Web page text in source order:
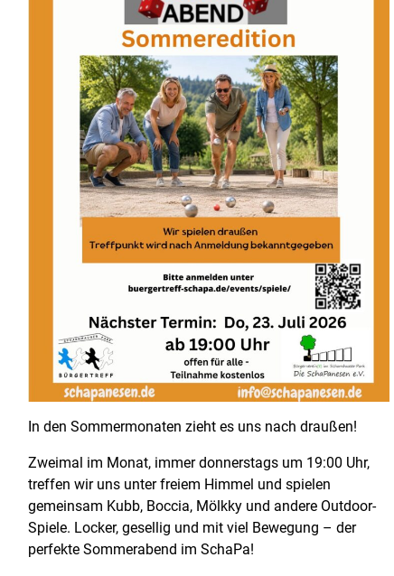
In den Sommermonaten zieht es uns nach draußen!
Zweimal im Monat, immer donnerstags um 19:00 Uhr,
treffen wir uns unter freiem Himmel und spielen
gemeinsam Kubb, Boccia, Mölkky und andere Outdoor-
Spiele. Locker, gesellig und mit viel Bewegung – der
perfekte Sommerabend im SchaPa!